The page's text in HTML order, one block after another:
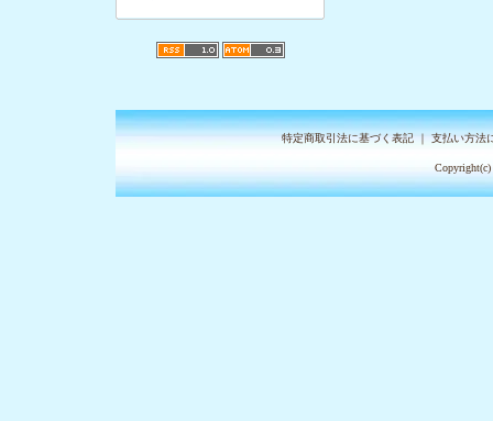
特定商取引法に基づく表記｜支払い方法